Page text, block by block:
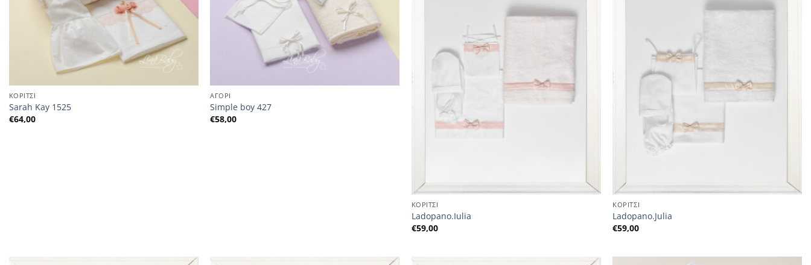
ΚΟΡΙΤΣΙ
Sarah Kay 1525
€64,00
ΑΓΟΡΙ
Simple boy 427
€58,00
ΚΟΡΙΤΣΙ
Ladopano.Iulia
€59,00
ΚΟΡΙΤΣΙ
Ladopano.Julia
€59,00